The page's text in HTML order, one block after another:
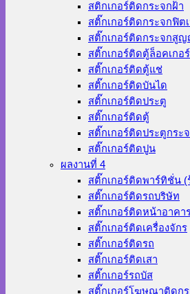
สติกเกอร์ติดกระจกฝ้า
สติ๊กเกอร์ติดกระจกฟิต
สติ๊กเกอร์ติดกระจกสู
สติ๊กเกอร์ติดตู้ล็อคเกอร์
สติ๊กเกอร์ติดตู้แช่
สติ๊กเกอร์ติดบันได
สติ๊กเกอร์ติดประตู
สติ๊กเกอร์ติดตู้
สติ๊กเกอร์ติดประตูกระ
สติ๊กเกอร์ติดปูน
ผลงานที่ 4
สติ๊กเกอร์ติดพาร์ทิชั่น (
สติ๊กเกอร์ติดรถบริษัท
สติ๊กเกอร์ติดหน้าอาคา
สติ๊กเกอร์ติดเครื่องจักร
สติ๊กเกอร์ติดรถ
สติ๊กเกอร์ติดเสา
สติ๊กเกอร์รถบัส
สติ๊กเกอร์โฆษณาติดกร